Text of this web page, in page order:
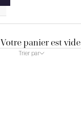
Votre panier est vide
Trier par